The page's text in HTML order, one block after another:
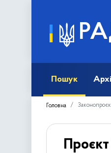
Пошук
Головна